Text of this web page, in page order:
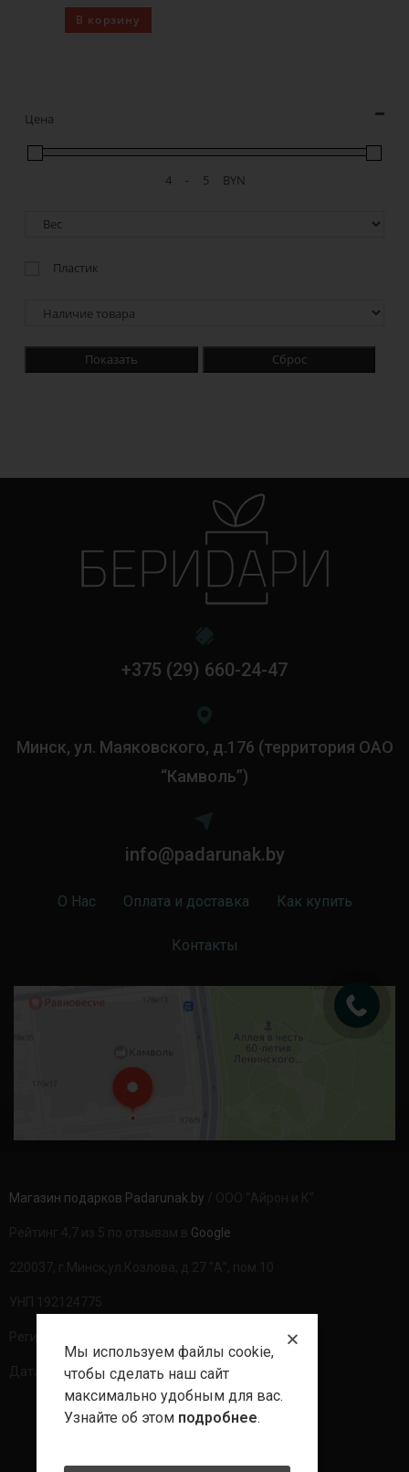
В корзину
Цена
- BYN
Пластик
Показать Сброс
+375 (29) 660-24-47
Минск, ул. Маяковского, д.176 (территория ОАО
“Камволь”)
info@padarunak.by
О Нас Оплата и доставка Как купить
Контакты
Магазин подарков Padarunak.by
Google
Дата регистрации: 20.08.2020г
Мы используем файлы cookie,
чтобы сделать наш сайт
максимально удобным для вас.
Узнайте об этом подробнее.